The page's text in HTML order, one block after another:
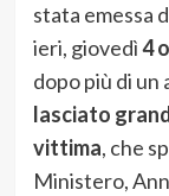
stata emessa
ieri, giovedì4
dopo più di un
lasciato
vittima, che
Ministero,